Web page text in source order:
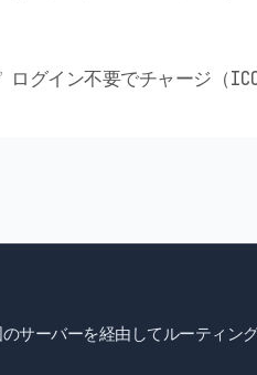
ログイン不要でチャージ（
サーバーを経由してルーティン